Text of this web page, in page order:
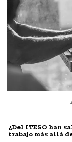
¿Del ITESO han
trabajo más allá